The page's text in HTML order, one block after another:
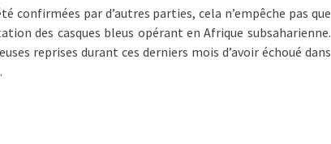
confirmées par d’autres parties, cela n’empêche pas que
des casques bleus opérant en Afrique subsaharienne.
reprises durant ces derniers mois d’avoir échoué dans